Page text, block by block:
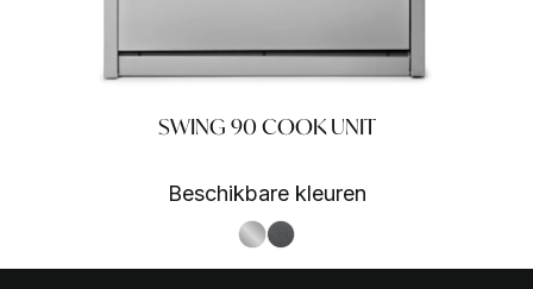
SWING 90 COOK UNIT
Beschikbare kleuren
S.Steel SS
Antracite AN